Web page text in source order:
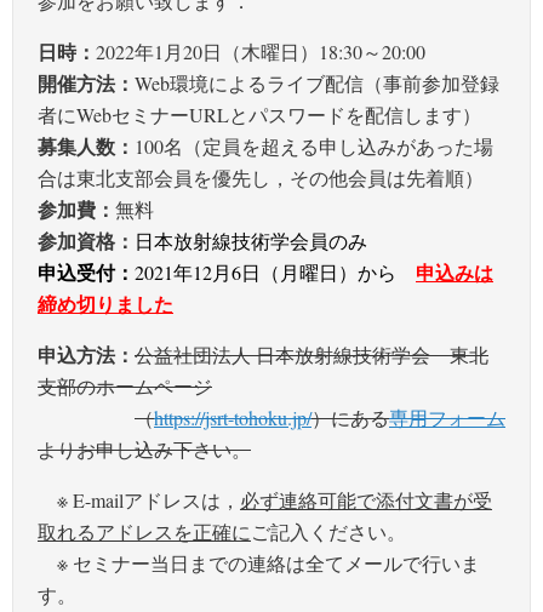
日時： 2022年1月20日（木曜日）18:30～20:00
開催方法： Web環境によるライブ配信（事前参加登録
者にWebセミナーURLとパスワードを配信します）
募集人数： 100名（定員を超える申し込みがあった場
合は東北支部会員を優先し，その他会員は先着順）
参加費： 無料
参加資格： 日本放射線技術学会員のみ
申込受付： 2021年12月6日（月曜日）から 申込みは
締め切りました
申込方法： 公益社団法人 日本放射線技術学会 東北
支部のホームページ
（https://jsrt-tohoku.jp/）にある専用フォーム
よりお申し込み下さい。
※ E-mailアドレスは， 必ず連絡可能で添付文書が受
取れるアドレスを正確にご記入ください。
※ セミナー当日までの連絡は全てメールで行いま
す。